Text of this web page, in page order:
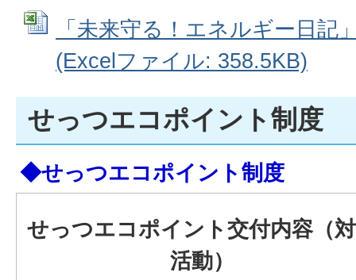
「未来守る！エネルギー日記
(Excelファイル: 358.5KB)
せっつエコポイント制度
◆せっつエコポイント制度
せっつエコポイント交付内容（
活動）